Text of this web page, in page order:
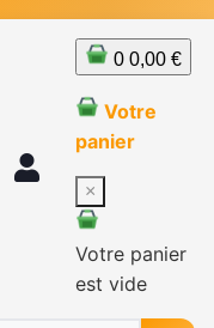
0 0,00 €
Votre
panier
×
Votre panier
est vide